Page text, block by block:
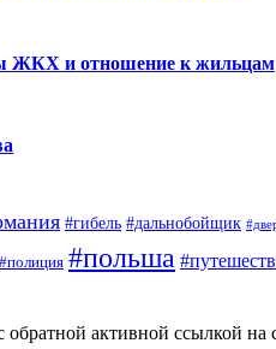
ЖКХ и отношение к жильцам
#гибель #дальнобойщик
#полиция #польша
активной ссылкой на